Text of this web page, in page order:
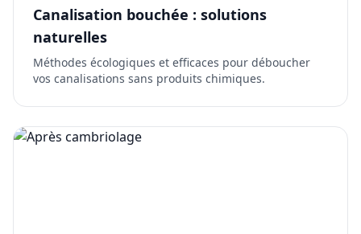
Canalisation bouchée : solutions
naturelles
Méthodes écologiques et efficaces pour déboucher
vos canalisations sans produits chimiques.